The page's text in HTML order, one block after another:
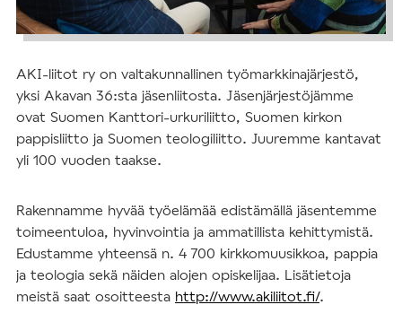
AKI-liitot ry on valtakunnallinen työmarkkinajärjestö,
yksi Akavan 36:sta jäsenliitosta. Jäsenjärjestöjämme
ovat Suomen Kanttori-urkuriliitto, Suomen kirkon
pappisliitto ja Suomen teologiliitto. Juuremme kantavat
yli 100 vuoden taakse.
Rakennamme hyvää työelämää edistämällä jäsentemme
toimeentuloa, hyvinvointia ja ammatillista kehittymistä.
Edustamme yhteensä n. 4 700 kirkkomuusikkoa, pappia
ja teologia sekä näiden alojen opiskelijaa. Lisätietoja
meistä saat osoitteesta http://www.akiliitot.fi/.